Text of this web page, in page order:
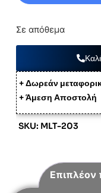
Σε απόθεμα
+ Δωρεάν
+ Άμεση Αποστολή
SKU: MLT-203
Επιπλέον